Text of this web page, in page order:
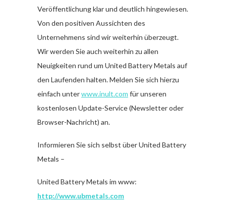
Veröffentlichung klar und deutlich hingewiesen.
Von den positiven Aussichten des
Unternehmens sind wir weiterhin überzeugt.
Wir werden Sie auch weiterhin zu allen
Neuigkeiten rund um United Battery Metals auf
den Laufenden halten. Melden Sie sich hierzu
einfach unterwww.inult.com für unseren
kostenlosen Update-Service (Newsletter oder
Browser-Nachricht) an.
Informieren Sie sich selbst über United Battery
Metals –
United Battery Metals im www:
http://www.ubmetals.com